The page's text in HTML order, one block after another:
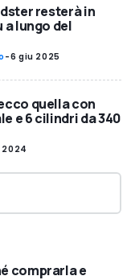
resterà in
lungo del
-6 giu 2025
quella con
e 6 cilindri da 340
2024
comprarla e